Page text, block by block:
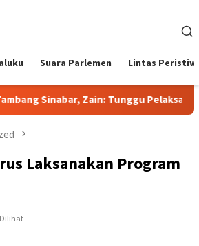
Suara Parlemen Lintas
Sinabar, Zain: Tunggu Pelaksanaan
Laksanakan Program